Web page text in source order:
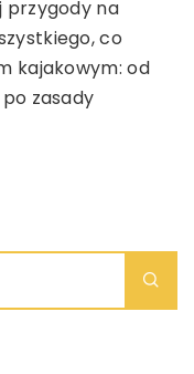
przygody na
co
kajakowym: od
zasady